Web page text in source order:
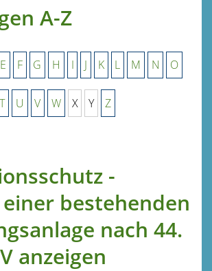
A-Z
E F G H I J K L M N O
T U V W X Y Z
-
bestehenden
nach 44.
anzeigen